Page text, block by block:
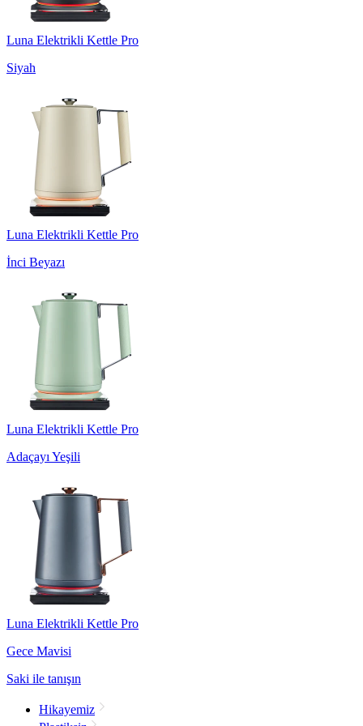
Luna Elektrikli Kettle Pro
Siyah
Luna Elektrikli Kettle Pro
İnci Beyazı
Luna Elektrikli Kettle Pro
Adaçayı Yeşili
Luna Elektrikli Kettle Pro
Gece Mavisi
Saki ile tanışın
Hikayemiz